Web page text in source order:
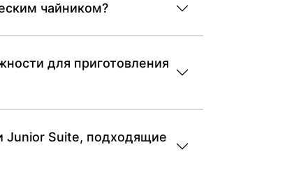
чайником?
для приготовления
Junior Suite, подходящие